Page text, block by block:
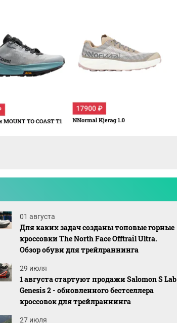
01 августа
Для каких задач созданы топовые горные
кроссовки The North Face Offtrail Ultra.
Обзор обуви для трейлраннинга
29 июля
1 августа стартуют продажи Salomon S Lab
Genesis 2 - обновленного бестселлера
кроссовок для трейлраннинга
27 июля